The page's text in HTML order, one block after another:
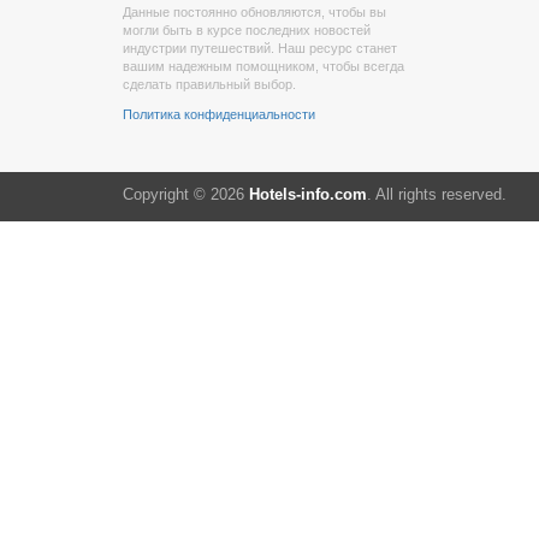
Данные постоянно обновляются, чтобы вы
могли быть в курсе последних новостей
индустрии путешествий. Наш ресурс станет
вашим надежным помощником, чтобы всегда
сделать правильный выбор.
Политика конфиденциальности
Copyright © 2026 Hotels-info.com. All rights reserved.